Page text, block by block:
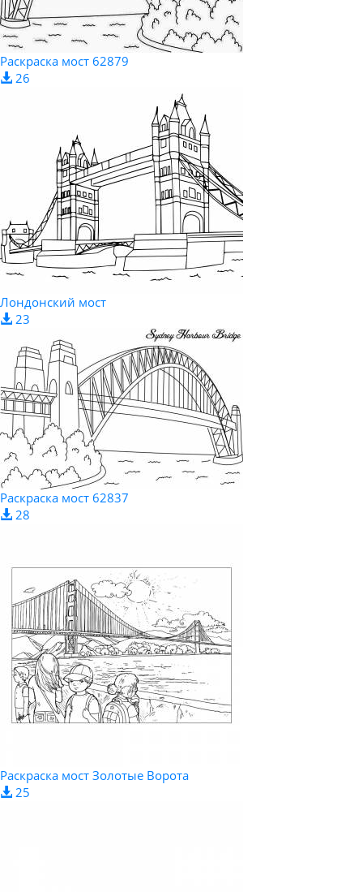
Pаскраска мост 62879
26
Лондонский мост
23
Pаскраска мост 62837
28
Раскраска мост Золотые Ворота
25